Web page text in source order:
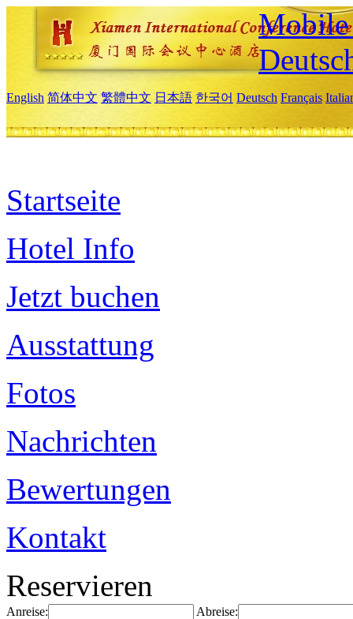
Mobile
English 简体中文 繁體中文 日本語 한국어 Deutsch Français
Startseite
Hotel Info
Jetzt buchen
Ausstattung
Fotos
Nachrichten
Bewertungen
Kontakt
Reservieren
Anreise: Abreise: